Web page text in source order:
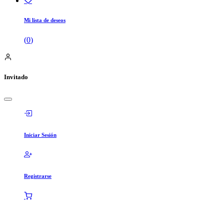
Mi lista de deseos
(0)
Invitado
Iniciar Sesión
Registrarse